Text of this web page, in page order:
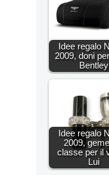
Idee regalo
2009, doni
Bentley
Idee regalo
2009,
classe per il
Lui